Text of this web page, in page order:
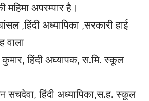
महिमा अपरम्पार है।
,हिंदी अध्यापिका ,सरकारी हाई
वाला
हिंदी अघ्यापक, स.मि. स्कूल
हिंदी अध्यापिका,स.ह. स्कूल